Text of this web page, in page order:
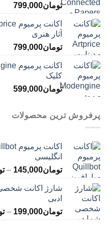
تومان799,000
آثار هنری
تومان799,000
کلیک
تومان599,000
پرفروش ترین محصولات
انگلیسی
تومان145,000
–
ادبی
تومان199,000
–